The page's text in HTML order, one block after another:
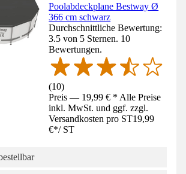
Poolabdeckplane Bestway Ø
366 cm schwarz
Durchschnittliche Bewertung:
3.5 von 5 Sternen. 10
Bewertungen.
(10)
Preis — 19,99 € * Alle Preise
inkl. MwSt. und ggf. zzgl.
Versandkosten pro ST19,99
€*/ ST